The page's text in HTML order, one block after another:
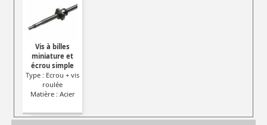
Vis à billes
miniature et
écrou simple
Type : Ecrou + vis
roulée
Matière : Acier